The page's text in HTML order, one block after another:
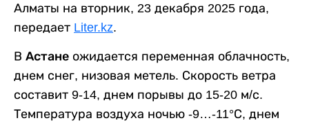
Алматы на вторник, 23 декабря 2025 года,
передает Liter.kz.
В Астане ожидается переменная облачность,
днем снег, низовая метель. Скорость ветра
составит 9-14, днем порывы до 15-20 м/с.
Температура воздуха ночью -9…-11°С, днем